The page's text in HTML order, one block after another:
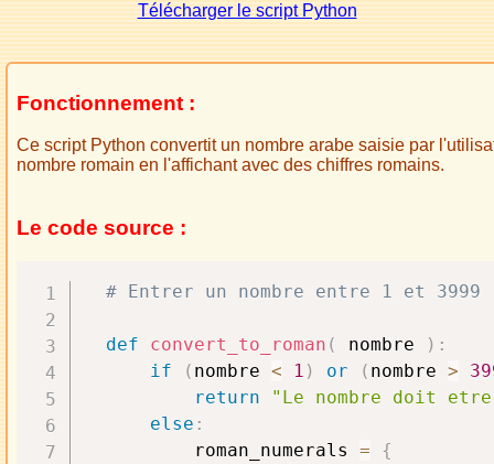
Télécharger le script Python
Fonctionnement :
Ce script Python convertit un nombre arabe saisie par
nombre romain en l'affichant avec des chiffres romains.
Le code source :
# Entrer un nombre entre 1 et 3999
def convert_to_roman ( nombre ) :
if
( nombre < 1 ) or ( nombre >
return
"Le nombre doit
else :
          roman_numerals
=
{